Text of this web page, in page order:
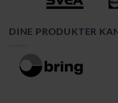
DINE PRODUKTER